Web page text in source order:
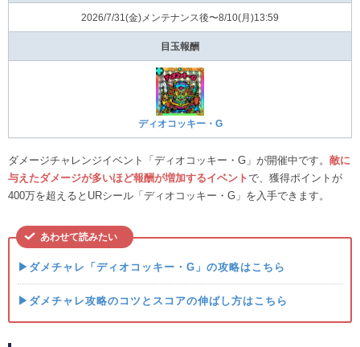
2026/7/31(⾦)メンテナンス後〜8/10(⽉)13:59
目玉報酬
ディオコッキー・G
ダメージチャレンジイベント「ディオコッキー・G」が開催中です。 敵に
与えたダメージが多いほど報酬が増加するイベントで、獲得ポイントが
400万を超えるとURシール「ディオコッキー・G」を入手できます。
あわせて読みたい
▶ダメチャレ「ディオコッキー・G」の攻略はこちら
▶ダメチャレ攻略のコツとスコアの伸ばし方はこちら